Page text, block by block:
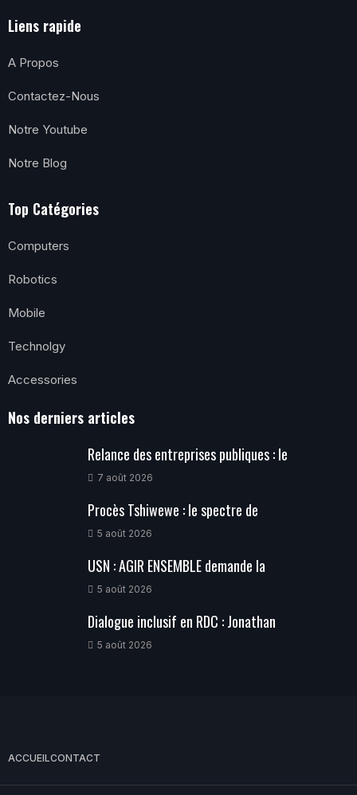
Liens rapide
A Propos
Contactez-Nous
Notre Youtube
Notre Blog
Top Catégories
Computers
Robotics
Mobile
Technolgy
Accessories
Nos derniers articles
Relance des entreprises publiques : le
7 août 2026
Procès Tshiwewe : le spectre de
5 août 2026
USN : AGIR ENSEMBLE demande la
5 août 2026
Dialogue inclusif en RDC : Jonathan
5 août 2026
ACCUEILCONTACT